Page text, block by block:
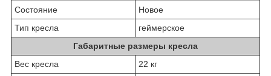
Состояние
Новое
Тип кресла
геймерское
Габаритные размеры кресла
Вес кресла
22 кг